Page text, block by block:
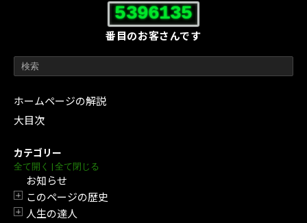
5396135
番目のお客さんです
ホームページの解説
大目次
カテゴリー
全て開く | 全て閉じる
お知らせ
開閉
このページの歴史
開閉
人生の達人